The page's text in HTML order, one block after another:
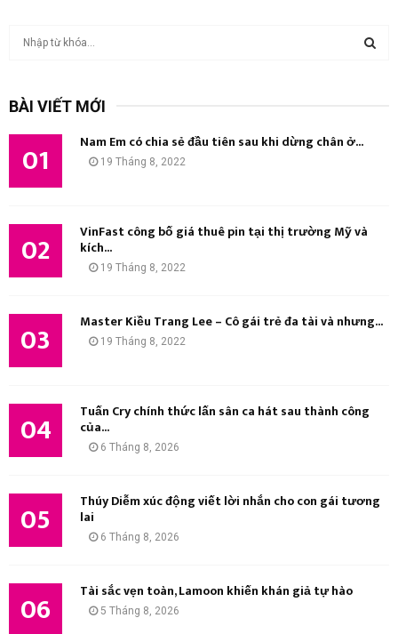
BÀI VIẾT MỚI
01 Nam Em có chia sẻ đầu tiên sau khi dừng chân ở...
19 Tháng 8, 2022
02 VinFast công bố giá thuê pin tại thị trường Mỹ và
kích...
19 Tháng 8, 2022
03 Master Kiều Trang Lee – Cô gái trẻ đa tài và nhưng...
19 Tháng 8, 2022
04 Tuấn Cry chính thức lấn sân ca hát sau thành công
của...
6 Tháng 8, 2026
05 Thúy Diễm xúc động viết lời nhắn cho con gái tương
lai
6 Tháng 8, 2026
06 Tài sắc vẹn toàn, Lamoon khiến khán giả tự hào
5 Tháng 8, 2026